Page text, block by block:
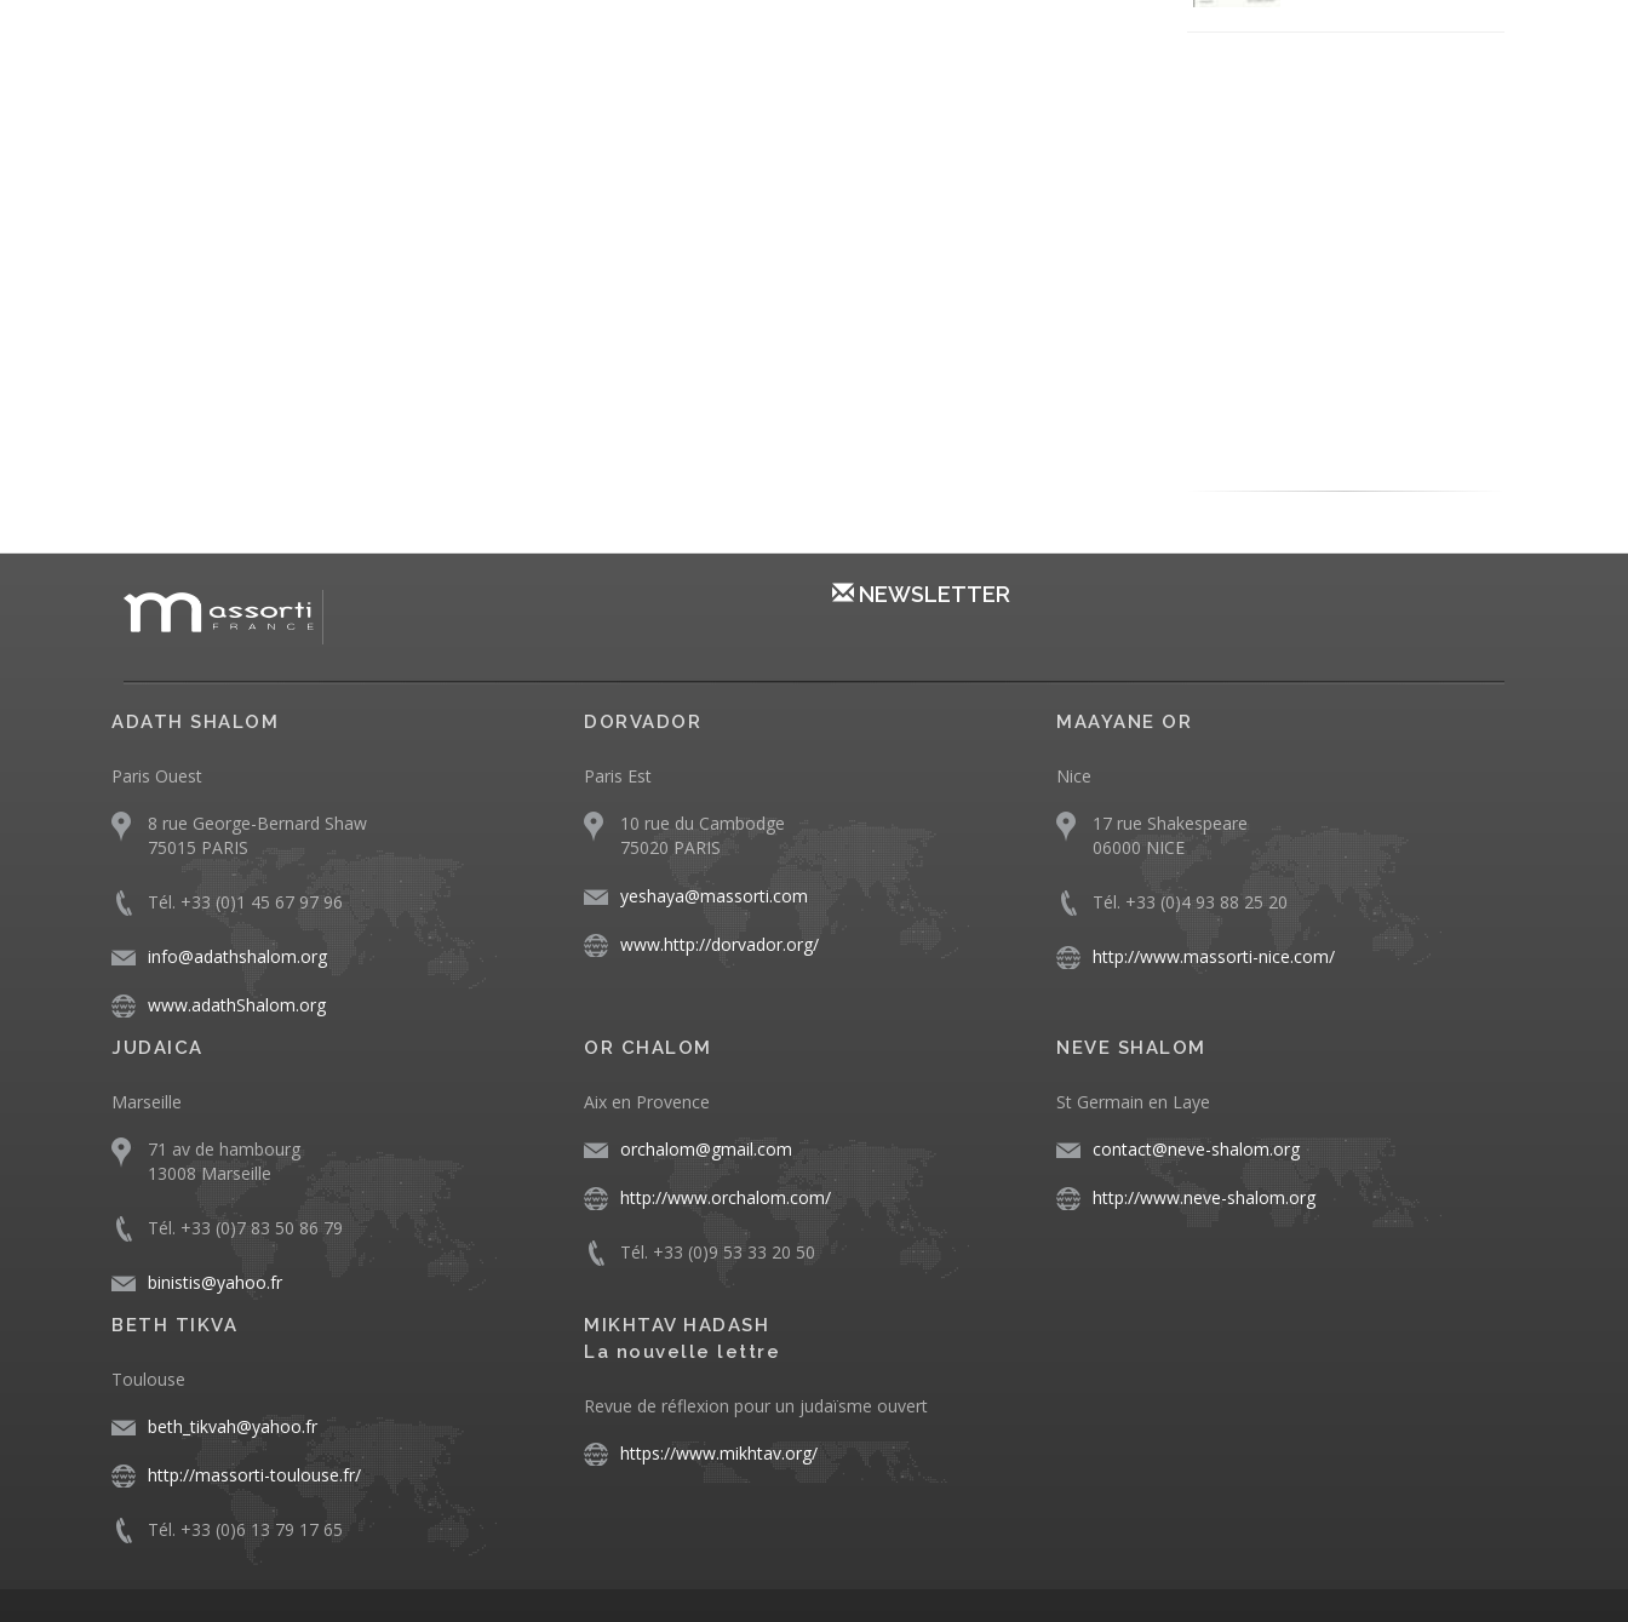
NEWSLETTER
ADATH SHALOM
Paris Ouest
8 rue George-Bernard Shaw
75015 PARIS
Tél. +33 (0)1 45 67 97 96
info@adathshalom.org
www.adathShalom.org
DORVADOR
Paris Est
10 rue du Cambodge
75020 PARIS
yeshaya@massorti.com
www.http://dorvador.org/
MAAYANE OR
Nice
17 rue Shakespeare
06000 NICE
Tél. +33 (0)4 93 88 25 20
http://www.massorti-nice.com/
JUDAICA
Marseille
71 av de hambourg
13008 Marseille
Tél. +33 (0)7 83 50 86 79
binistis@yahoo.fr
OR CHALOM
Aix en Provence
orchalom@gmail.com
http://www.orchalom.com/
Tél. +33 (0)9 53 33 20 50
NEVE SHALOM
St Germain en Laye
contact@neve-shalom.org
http://www.neve-shalom.org
BETH TIKVA
Toulouse
beth_tikvah@yahoo.fr
http://massorti-toulouse.fr/
Tél. +33 (0)6 13 79 17 65
MIKHTAV HADASH
La nouvelle lettre
Revue de réflexion pour un judaïsme ouvert
https://www.mikhtav.org/